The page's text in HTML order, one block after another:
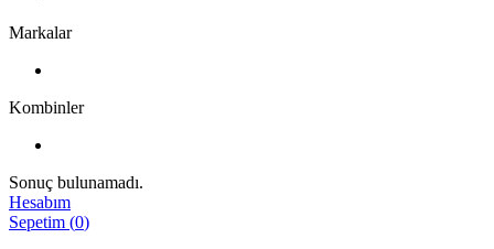
Markalar
Kombinler
Sonuç bulunamadı.
Hesabım
Sepetim (0)